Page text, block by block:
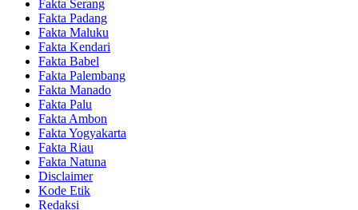
Fakta Serang
Fakta Padang
Fakta Maluku
Fakta Kendari
Fakta Babel
Fakta Palembang
Fakta Manado
Fakta Palu
Fakta Ambon
Fakta Yogyakarta
Fakta Riau
Fakta Natuna
Disclaimer
Kode Etik
Redaksi